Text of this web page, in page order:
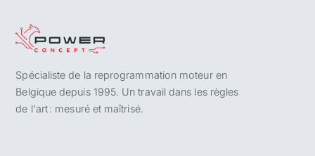
Spécialiste de la reprogrammation moteur en
Belgique depuis 1995. Un travail dans les règles
de l'art : mesuré et maîtrisé.